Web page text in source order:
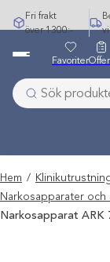
Hoppa
till
Fri frakt
över 1300:-
Favoriter
Hem /
Narkosapparater
Narkosapparat ARK